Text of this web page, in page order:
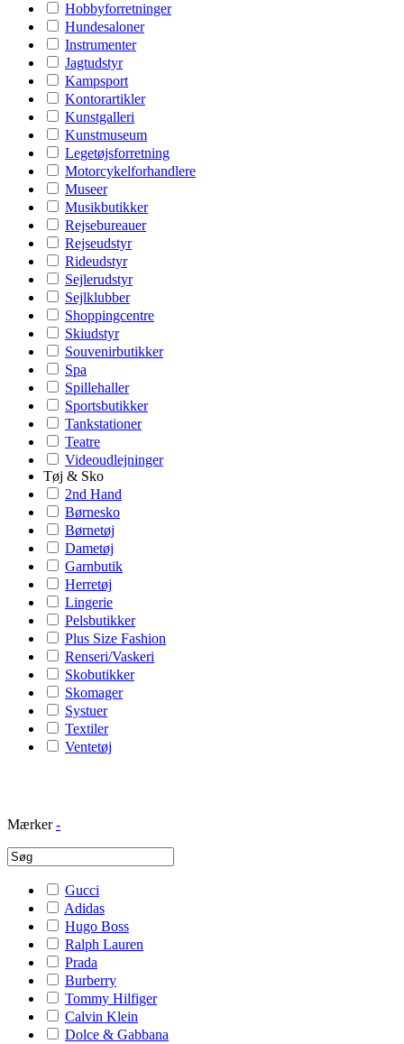
Hobbyforretninger
Hundesaloner
Instrumenter
Jagtudstyr
Kampsport
Kontorartikler
Kunstgalleri
Kunstmuseum
Legetøjsforretning
Motorcykelforhandlere
Museer
Musikbutikker
Rejsebureauer
Rejseudstyr
Rideudstyr
Sejlerudstyr
Sejlklubber
Shoppingcentre
Skiudstyr
Souvenirbutikker
Spa
Spillehaller
Sportsbutikker
Tankstationer
Teatre
Videoudlejninger
Tøj & Sko
2nd Hand
Børnesko
Børnetøj
Dametøj
Garnbutik
Herretøj
Lingerie
Pelsbutikker
Plus Size Fashion
Renseri/Vaskeri
Skobutikker
Skomager
Systuer
Textiler
Ventetøj
Mærker -
Gucci
Adidas
Hugo Boss
Ralph Lauren
Prada
Burberry
Tommy Hilfiger
Calvin Klein
Dolce & Gabbana